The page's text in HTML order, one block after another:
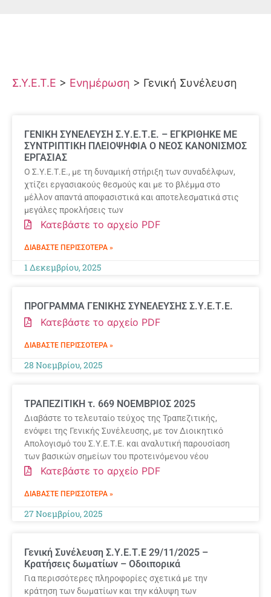
Σ.Υ.Ε.Τ.Ε > Ενημέρωση > Γενική Συνέλευση
ΓΕΝΙΚΗ ΣΥΝΕΛΕΥΣΗ Σ.Υ.Ε.Τ.Ε. – ΕΓΚΡΙΘΗΚΕ ΜΕ
ΣΥΝΤΡΙΠΤΙΚΗ ΠΛΕΙΟΨΗΦΙΑ Ο ΝΕΟΣ ΚΑΝΟΝΙΣΜΟΣ
ΕΡΓΑΣΙΑΣ
Ο Σ.Υ.Ε.Τ.Ε., με τη δυναμική στήριξη των συναδέλφων,
χτίζει εργασιακούς θεσμούς και με το βλέμμα στο
μέλλον απαντά αποφασιστικά και αποτελεσματικά στις
μεγάλες προκλήσεις των
Κατεβάστε το αρχείο PDF
ΔΙΑΒΆΣΤΕ ΠΕΡΙΣΣΌΤΕΡΑ »
1 Δεκεμβρίου, 2025
ΠΡΟΓΡΑΜΜΑ ΓΕΝΙΚΗΣ ΣΥΝΕΛΕΥΣΗΣ Σ.Υ.Ε.Τ.Ε.
Κατεβάστε το αρχείο PDF
ΔΙΑΒΆΣΤΕ ΠΕΡΙΣΣΌΤΕΡΑ »
28 Νοεμβρίου, 2025
ΤΡΑΠΕΖΙΤΙΚΗ τ. 669 ΝΟΕΜΒΡΙΟΣ 2025
Διαβάστε το τελευταίο τεύχος της Τραπεζιτικής,
ενόψει της Γενικής Συνέλευσης, με τον Διοικητικό
Απολογισμό του Σ.Υ.Ε.Τ.Ε. και αναλυτική παρουσίαση
των βασικών σημείων του προτεινόμενου νέου
Κατεβάστε το αρχείο PDF
ΔΙΑΒΆΣΤΕ ΠΕΡΙΣΣΌΤΕΡΑ »
27 Νοεμβρίου, 2025
Γενική Συνέλευση Σ.Υ.Ε.Τ.Ε 29/11/2025 –
Κρατήσεις δωματίων – Οδοιπορικά
Για περισσότερες πληροφορίες σχετικά με την
κράτηση των δωματίων και την κάλυψη των